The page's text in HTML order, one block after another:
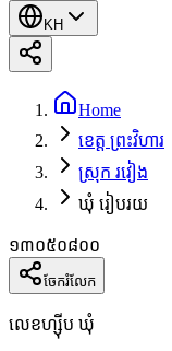
KH
Home
ខេត្ត ព្រះវិហារ
ស្រុក រវៀង
ឃុំ រៀបរយ
១៣០៥០៨០០
ចែករំលែក
លេខហ្ស៊ីប ឃុំ